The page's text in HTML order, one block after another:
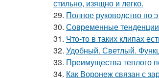
стильно, изящно и легко.
29. Полное руководство по
30. Современные тенденции
31. Что-то в таких клипах
32. Удобный. Светлый.
33. Преимущества теплого
34. Как Воронеж связан с